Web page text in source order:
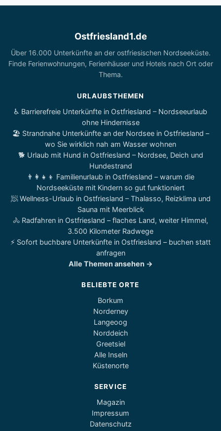
Ostfriesland1.de
Über 16.000 Unterkünfte an der ostfriesischen Nordseeküste.
Finde Ferienwohnungen, Ferienhäuser und Hotels nach Ort oder
Thema.
URLAUBSTHEMEN
♿ Barrierefreie Unterkünfte in Ostfriesland – Nordseeurlaub
ohne Hindernisse
🏖️ Strandnahe Unterkünfte an der Nordsee in Ostfriesland –
wo Sie wirklich nah am Wasser wohnen
🐕 Urlaub mit Hund in Ostfriesland – Nordsee, Deich und
Hundestrand
👨‍👩‍👧‍👦 Familienurlaub in Ostfriesland – warum die
Nordseeküste mit Kindern so gut funktioniert
🧖 Wellness-Urlaub in Ostfriesland – Thalasso, Reizklima und
Sauna mit Meerblick
🚴 Radfahren in Ostfriesland – flaches Land, weiter Himmel,
3.500 Kilometer Radwege
⚡ Sofort buchbare Unterkünfte in Ostfriesland – buchen statt
anfragen
Alle Themen ansehen →
BELIEBTE ORTE
Borkum
Norderney
Langeoog
Norddeich
Greetsiel
Alle Inseln
Küstenorte
SERVICE
Magazin
Impressum
Datenschutz